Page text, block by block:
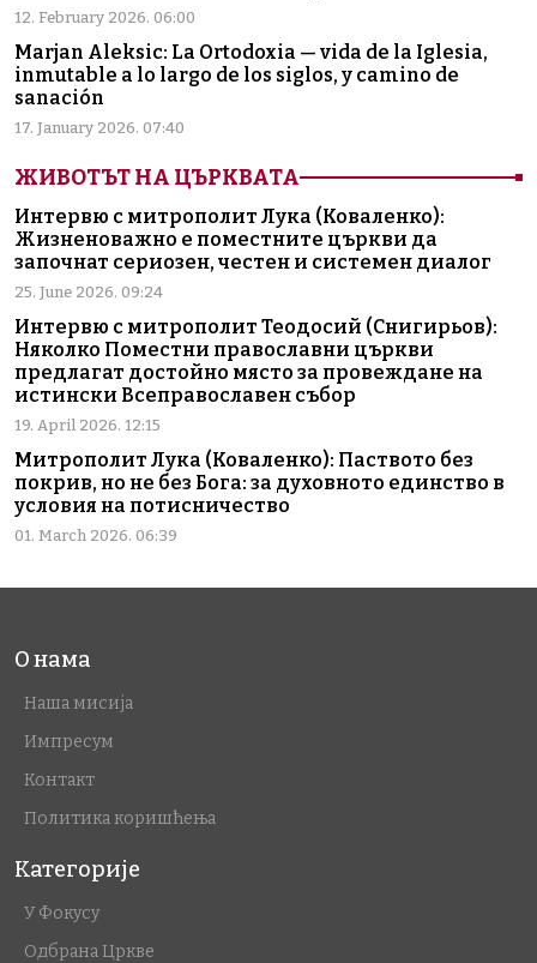
12. February 2026. 06:00
Marjan Aleksic: La Ortodoxia — vida de la Iglesia,
inmutable a lo largo de los siglos, y camino de
sanación
17. January 2026. 07:40
ЖИВОТЪТ НА ЦЪРКВАТА
Интервю с митрополит Лука (Коваленко):
Жизненоважно е поместните църкви да
започнат сериозен, честен и системен диалог
25. June 2026. 09:24
Интервю с митрополит Теодосий (Снигирьов):
Няколко Поместни православни църкви
предлагат достойно място за провеждане на
истински Всеправославен събор
19. April 2026. 12:15
Митрополит Лука (Коваленко): Паството без
покрив, но не без Бога: за духовното единство в
условия на потисничество
01. March 2026. 06:39
О нама
Наша мисија
Импресум
Контакт
Политика коришћења
Категорије
У Фокусу
Одбрана Цркве